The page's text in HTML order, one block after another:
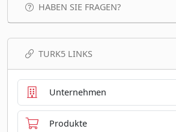
HABEN SIE FRAGEN?
TURK5 LINKS
Unternehmen
Produkte